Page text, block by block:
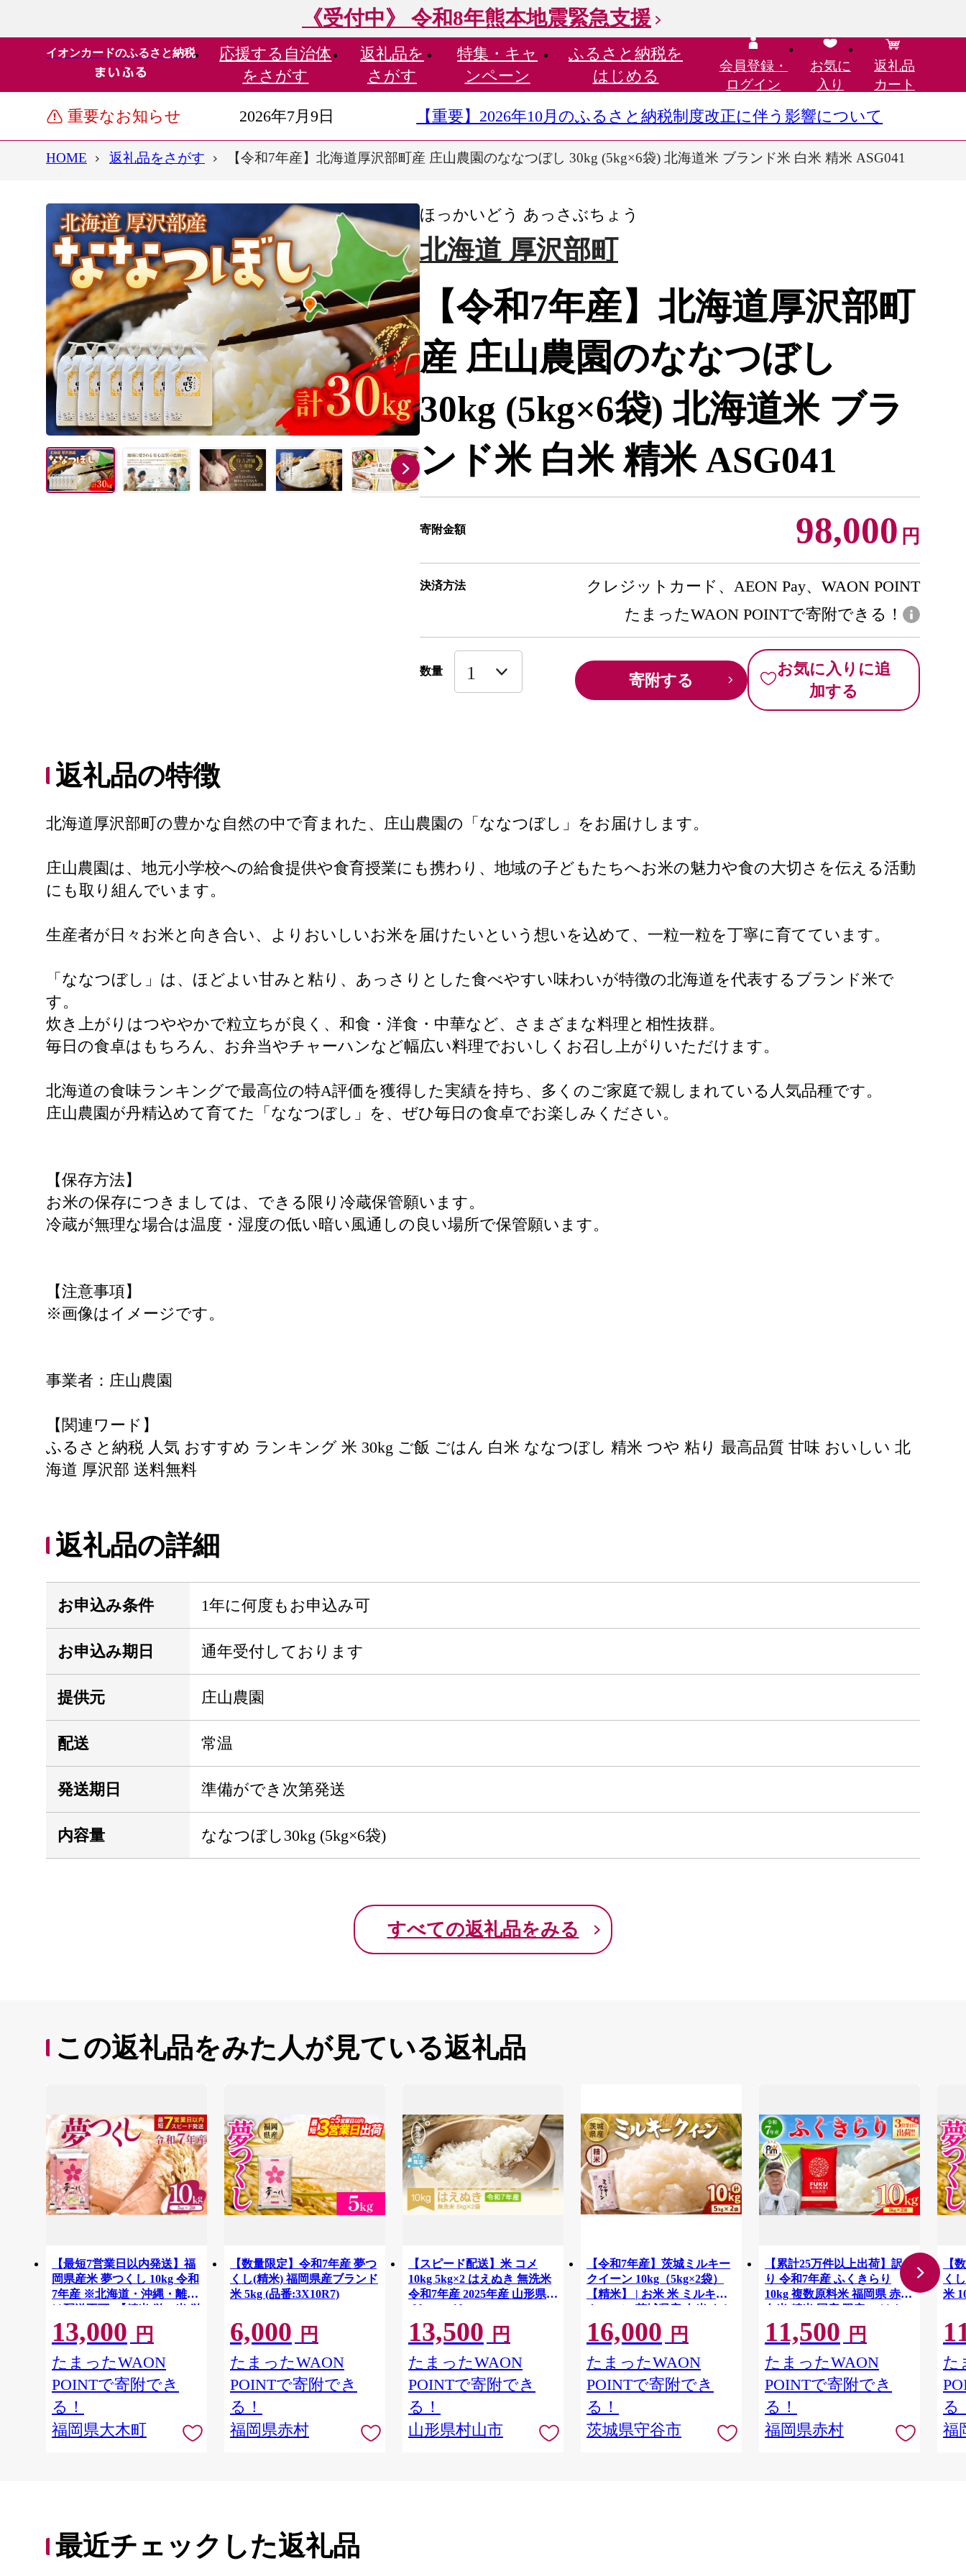
《受付中》 令和8年熊本地震緊急支援
イオンカードのふるさと納税 応援する 自治体
をさがす
返礼品を
さがす
特集・ キャ
ンペーン
ふるさと納税を
はじめる
会員登録・
ログイン
お気に
入り
返礼品
カート
重要なお知らせ 2026年7月9日 【重要】2026年10月のふるさと納税制度改正に伴う影響について
HOME 返礼品をさがす 【令和7年産】北海道厚沢部町産 庄山農園のななつぼし 30kg (5kg×6袋) 北海道米 ブランド米 白米 精米 ASG041
ほっかいどう あっさぶちょう
北海道 厚沢部町
【令和7年産】北海道厚沢部町
産 庄山農園のななつぼし
30kg (5kg×6袋) 北海道米 ブラ
ンド米 白米 精米 ASG041
寄附金額 98,000 円
決済方法
クレジットカード、AEON Pay、WAON POINT
たまったWAON POINTで寄附できる！
数量 寄附する
お気に入りに追
加する
返礼品の特徴
北海道厚沢部町の豊かな自然の中で育まれた、庄山農園の「ななつぼし」をお届けします。
庄山農園は、地元小学校への給食提供や食育授業にも携わり、地域の子どもたちへお米の魅力や食の大切さを伝える活動
にも取り組んでいます。
生産者が日々お米と向き合い、よりおいしいお米を届けたいという想いを込めて、一粒一粒を丁寧に育てています。
「ななつぼし」は、ほどよい甘みと粘り、あっさりとした食べやすい味わいが特徴の北海道を代表するブランド米で
す。
炊き上がりはつややかで粒立ちが良く、和食・洋食・中華など、さまざまな料理と相性抜群。
毎日の食卓はもちろん、お弁当やチャーハンなど幅広い料理でおいしくお召し上がりいただけます。
北海道の食味ランキングで最高位の特A評価を獲得した実績を持ち、多くのご家庭で親しまれている人気品種です。
庄山農園が丹精込めて育てた「ななつぼし」を、ぜひ毎日の食卓でお楽しみください。
【保存方法】
お米の保存につきましては、できる限り冷蔵保管願います。
冷蔵が無理な場合は温度・湿度の低い暗い風通しの良い場所で保管願います。
【注意事項】
※画像はイメージです。
事業者：庄山農園
【関連ワード】
ふるさと納税 人気 おすすめ ランキング 米 30kg ご飯 ごはん 白米 ななつぼし 精米 つや 粘り 最高品質 甘味 おいしい 北
海道 厚沢部 送料無料
返礼品の詳細
お申込み条件 1年に何度もお申込み可
お申込み期日 通年受付しております
提供元 庄山農園
配送 常温
発送期日 準備ができ次第発送
内容量 ななつぼし30kg (5kg×6袋)
すべての返礼品をみる
この返礼品をみた人が見ている返礼品
【最短7営業日以内発送】福
岡県産米 夢つくし 10kg 令和
7年産 ※北海道・沖縄・離島
は配送不可 |【精米 単一米 単
一原料米 7年産 国産 お米 ブ
ランド米 5kg × 2 ゆめつく
し】CY009_01
13,000 円
たまったWAON
POINTで寄附でき
る！
福岡県大木町
【数量限定】令和7年産 夢つ
くし(精米) 福岡県産ブランド
米 5kg (品番:3X10R7)
6,000 円
たまったWAON
POINTで寄附でき
る！
福岡県赤村
【スピード配送】米 コメ
10kg 5kg×2 はえぬき 無洗米
令和7年産 2025年産 山形県産
tf-hamxa10
13,500 円
たまったWAON
POINTで寄附でき
る！
山形県村山市
【令和7年産】茨城ミルキー
クイーン 10kg（5kg×2袋）
【精米】 | お米 米 ミルキー
クィーン 茨城県産 白米 もち
もち お弁当 おにぎり
16,000 円
たまったWAON
POINTで寄附でき
る！
茨城県守谷市
【累計25万件以上出荷】訳あ
り 令和7年産 ふくきらり
10kg 複数原料米 福岡県 赤村
白米 精米 国産 限定 ごはん
ご飯 白飯 米 10kg お米 ふる
さと人気 ランキング (品
番:3X4R7)
11,500 円
たまったWAON
POINTで寄附でき
る！
福岡県赤村
【
く
た
る
福
最近チェックした返礼品